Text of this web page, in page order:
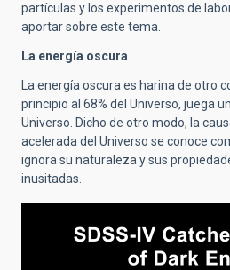
partículas y los experimentos de
aportar sobre este tema.
La energía oscura
La energía oscura es harina de otro
principio al 68% del Universo, juega
Universo. Dicho de otro modo, la
acelerada del Universo se conoce
ignora su naturaleza y sus
inusitadas.